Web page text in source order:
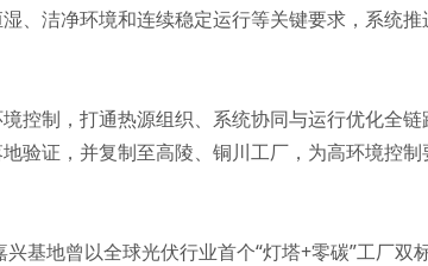
、洁净环境和连续稳定运行等关键要求，系统推
控制，打通热源组织、系统协同与运行优化全
验证，并复制至高陵、铜川工厂，为高环境控
基地曾以全球光伏行业首个“灯塔+零碳”工厂双